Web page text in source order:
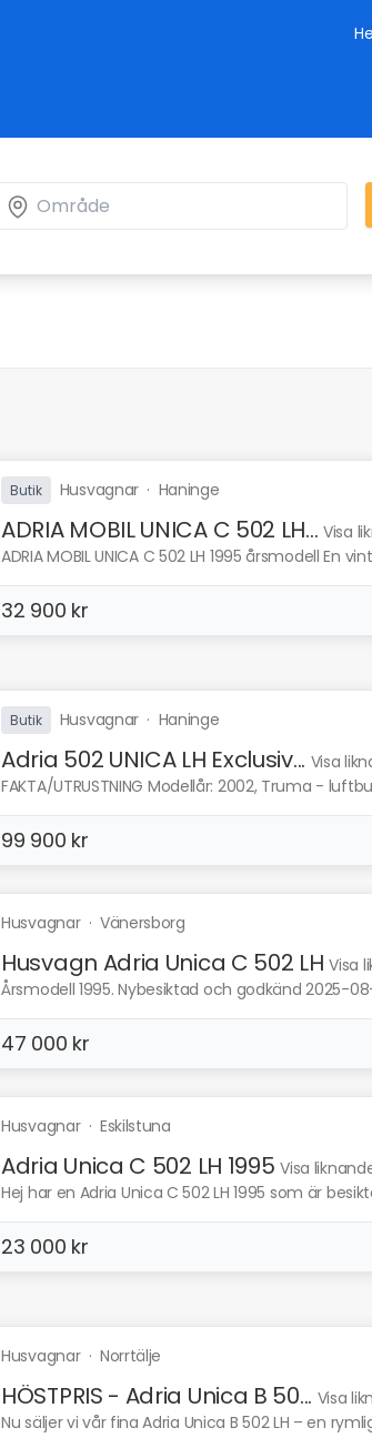
Butik Husvagnar · Haninge
ADRIA MOBIL UNICA C 502 LH... Visa
ADRIA MOBIL UNICA C 502 LH 1995 årsmodell En
32 900 kr
Butik Husvagnar · Haninge
Adria 502 UNICA LH Exclusiv... Visa
FAKTA/UTRUSTNING Modellår: 2002, Truma -
99 900 kr
Husvagnar· Vänersborg
Husvagn Adria Unica C 502 LH Visa
Årsmodell 1995. Nybesiktad och godkänd 2025-
47 000 kr
Husvagnar· Eskilstuna
Adria Unica C 502 LH 1995 Visa
Hej har en Adria Unica C 502 LH 1995 som är
23 000 kr
Husvagnar· Norrtälje
HÖSTPRIS - Adria Unica B 50... Visa
Nu säljer vi vår fina Adria Unica B 502 LH – en